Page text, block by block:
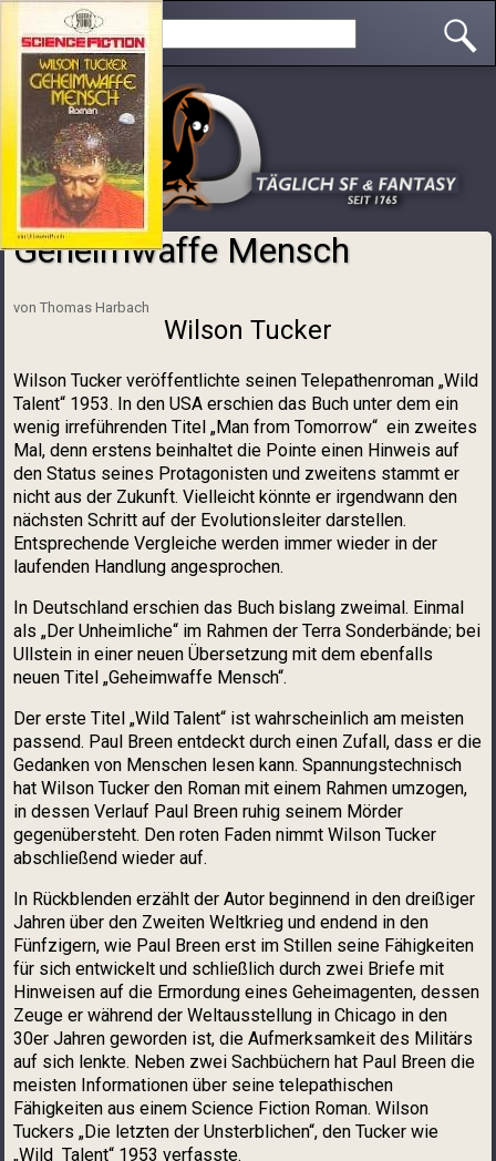
Direkt zum Inhalt
Sie sind hier
Geheimwaffe Mensch
von Thomas Harbach
Wilson Tucker
Wilson Tucker veröffentlichte seinen Telepathenroman „Wild
Talent“ 1953. In den USA erschien das Buch unter dem ein
wenig irreführenden Titel „Man from Tomorrow“ ein zweites
Mal, denn erstens beinhaltet die Pointe einen Hinweis auf
den Status seines Protagonisten und zweitens stammt er
nicht aus der Zukunft. Vielleicht könnte er irgendwann den
nächsten Schritt auf der Evolutionsleiter darstellen.
Entsprechende Vergleiche werden immer wieder in der
laufenden Handlung angesprochen.
In Deutschland erschien das Buch bislang zweimal. Einmal
als „Der Unheimliche“ im Rahmen der Terra Sonderbände; bei
Ullstein in einer neuen Übersetzung mit dem ebenfalls
neuen Titel „Geheimwaffe Mensch“.
Der erste Titel „Wild Talent“ ist wahrscheinlich am meisten
passend. Paul Breen entdeckt durch einen Zufall, dass er die
Gedanken von Menschen lesen kann. Spannungstechnisch
hat Wilson Tucker den Roman mit einem Rahmen umzogen,
in dessen Verlauf Paul Breen ruhig seinem Mörder
gegenübersteht. Den roten Faden nimmt Wilson Tucker
abschließend wieder auf.
In Rückblenden erzählt der Autor beginnend in den dreißiger
Jahren über den Zweiten Weltkrieg und endend in den
Fünfzigern, wie Paul Breen erst im Stillen seine Fähigkeiten
für sich entwickelt und schließlich durch zwei Briefe mit
Hinweisen auf die Ermordung eines Geheimagenten, dessen
Zeuge er während der Weltausstellung in Chicago in den
30er Jahren geworden ist, die Aufmerksamkeit des Militärs
auf sich lenkte. Neben zwei Sachbüchern hat Paul Breen die
meisten Informationen über seine telepathischen
Fähigkeiten aus einem Science Fiction Roman. Wilson
Tuckers „Die letzten der Unsterblichen“, den Tucker wie
„Wild Talent“ 1953 verfasste.